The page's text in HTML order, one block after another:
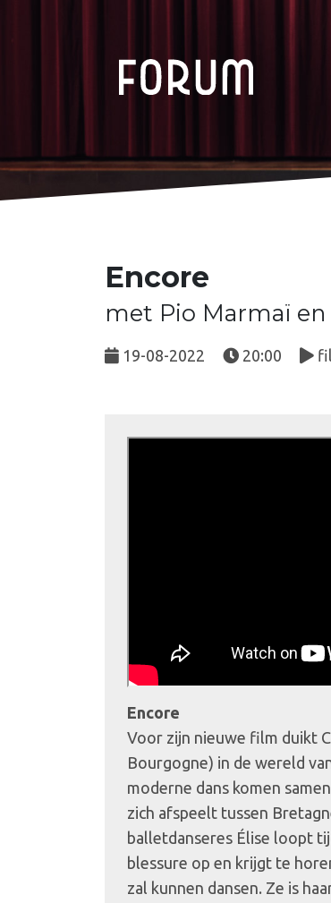
Encore
met Pio Marmaï en
19-08-2022 20:00
Encore
Voor zijn nieuwe film duikt
Bourgogne) in de wereld
moderne dans komen
zich afspeelt tussen
balletdanseres Élise loopt
blessure op en krijgt te
zal kunnen dansen. Ze is